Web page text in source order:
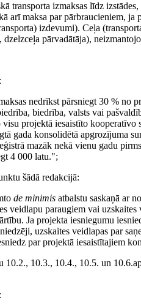
transporta izmaksas līdz
arī maksa par pārbraucieniem,
izdevumi). Ceļa
pārvadātāja),
nedrīkst pārsniegt 30 % no
biedrība, valsts vai
projektā iesaistīto
gada konsolidētā apgrozījuma
mazāk nekā vienu gadu
4 000 latu.";
šādā redakcijā:
de minimis atbalstu saskaņā ar
veidlapu paraugiem vai uzskaites
Ja projekta iesniegumu
uzskaites veidlapas par
par projektā iesaistītajiem
10.2., 10.3., 10.4., 10.5. un